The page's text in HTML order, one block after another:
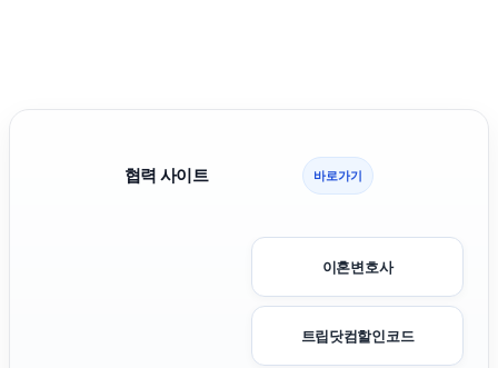
협력 사이트 바로가기
이혼변호사
트립닷컴할인코드